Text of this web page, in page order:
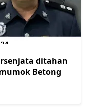
ditahan
Betong